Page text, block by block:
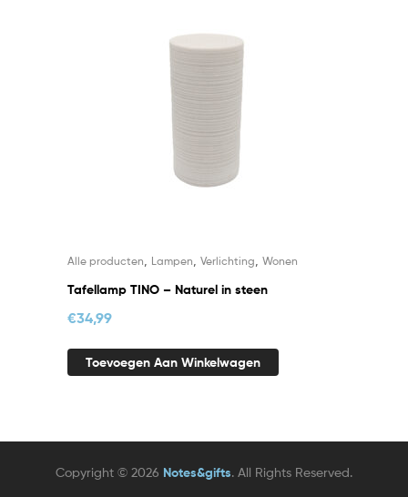
Alle producten Lampen Verlichting Wonen
Tafellamp TINO – Naturel in steen
€34,99
Toevoegen Aan Winkelwagen
Copyright © 2026 Notes&gifts. All Rights Reserved.